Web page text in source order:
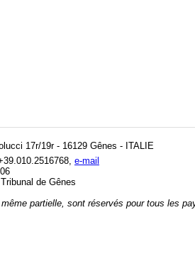
17r/19r - 16129 Gênes - ITALIE
e-mail
de Gênes
partielle, sont réservés pour tous les